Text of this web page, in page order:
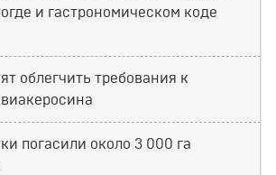
и гастрономическом коде
облегчить требования к
погасили около 3 000 га